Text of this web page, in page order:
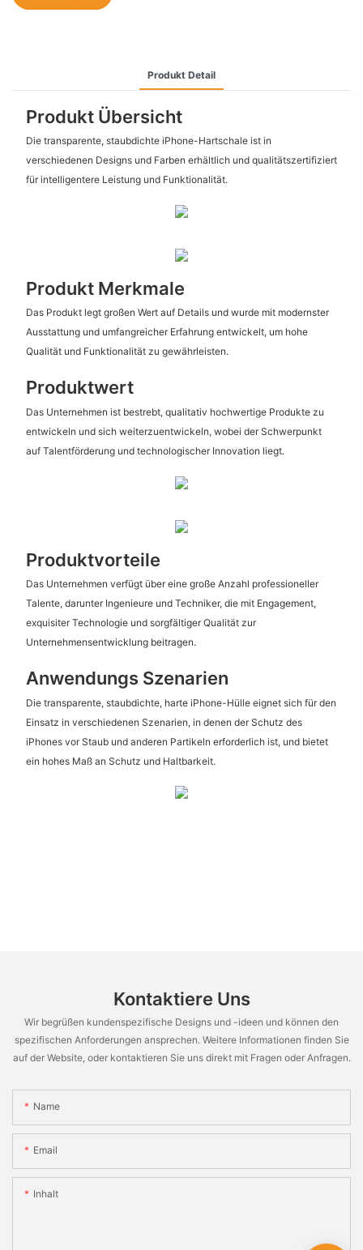
Produkt Detail
Produkt Übersicht
Die transparente, staubdichte iPhone-Hartschale ist in
verschiedenen Designs und Farben erhältlich und qualitätszertifiziert
für intelligentere Leistung und Funktionalität.
Produkt Merkmale
Das Produkt legt großen Wert auf Details und wurde mit modernster
Ausstattung und umfangreicher Erfahrung entwickelt, um hohe
Qualität und Funktionalität zu gewährleisten.
Produktwert
Das Unternehmen ist bestrebt, qualitativ hochwertige Produkte zu
entwickeln und sich weiterzuentwickeln, wobei der Schwerpunkt
auf Talentförderung und technologischer Innovation liegt.
Produktvorteile
Das Unternehmen verfügt über eine große Anzahl professioneller
Talente, darunter Ingenieure und Techniker, die mit Engagement,
exquisiter Technologie und sorgfältiger Qualität zur
Unternehmensentwicklung beitragen.
Anwendungs Szenarien
Die transparente, staubdichte, harte iPhone-Hülle eignet sich für den
Einsatz in verschiedenen Szenarien, in denen der Schutz des
iPhones vor Staub und anderen Partikeln erforderlich ist, und bietet
ein hohes Maß an Schutz und Haltbarkeit.
Kontaktiere Uns
Wir begrüßen kundenspezifische Designs und -ideen und können den
spezifischen Anforderungen ansprechen. Weitere Informationen finden Sie
auf der Website, oder kontaktieren Sie uns direkt mit Fragen oder Anfragen.
Name
Email
Inhalt